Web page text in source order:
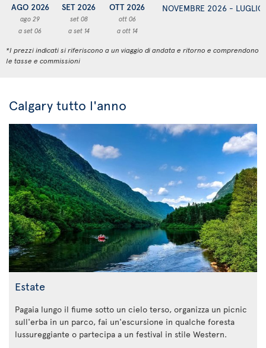
AGO 2026
ago 29
a set 06
SET 2026
set 08
a set 14
OTT 2026
ott 06
a ott 14
NOVEMBRE 2026 -
*I prezzi indicati si riferiscono a un viaggio di andata e ritorno e comprendono
le tasse e commissioni
Calgary tutto l'anno
Estate
Pagaia lungo il fiume sotto un cielo terso, organizza un picnic
sull'erba in un parco, fai un'escursione in qualche foresta
lussureggiante o partecipa a un festival in stile Western.